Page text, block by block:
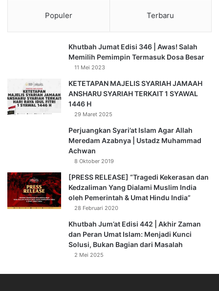
Populer Terbaru
Khutbah Jumat Edisi 346 | Awas! Salah
Memilih Pemimpin Termasuk Dosa Besar
11 Mei 2023
KETETAPAN MAJELIS SYARIAH JAMAAH
ANSHARU SYARIAH TERKAIT 1 SYAWAL
1446 H
29 Maret 2025
Perjuangkan Syari’at Islam Agar Allah
Meredam Azabnya | Ustadz Muhammad
Achwan
8 Oktober 2019
[PRESS RELEASE] “Tragedi Kekerasan dan
Kedzaliman Yang Dialami Muslim India
oleh Pemerintah & Umat Hindu India”
28 Februari 2020
Khutbah Jum’at Edisi 442 | Akhir Zaman
dan Peran Umat Islam: Menjadi Kunci
Solusi, Bukan Bagian dari Masalah
2 Mei 2025